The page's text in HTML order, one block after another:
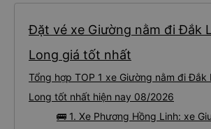
Đặt vé xe Giường nằm đi Đắk
Long giá tốt nhất
Tổng hợp TOP 1 xe Giường nằm đi Đắk
Long tốt nhất hiện nay 08/2026
🚌 1. Xe Phương Hồng Linh: xe